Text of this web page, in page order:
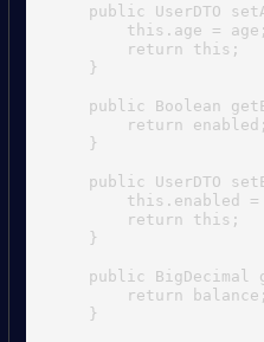
public UserDTO
        this.age = age;
        return this;
    }
public Boolean
        return enabled;
    }
public UserDTO
this.enabled =
        return this;
    }
public BigDecimal
        return balance;
    }